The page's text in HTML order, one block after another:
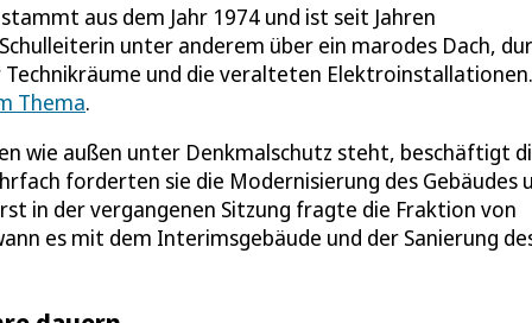
stammt aus dem Jahr 1974 und ist seit Jahren
unter anderem über ein marodes Dach,
und die veralteten Elektroinstallationen.
Thema.
wie außen unter Denkmalschutz steht, beschäftigt
forderten sie die Modernisierung des Gebäudes
in der vergangenen Sitzung fragte die Fraktion von
es mit dem Interimsgebäude und der Sanierung